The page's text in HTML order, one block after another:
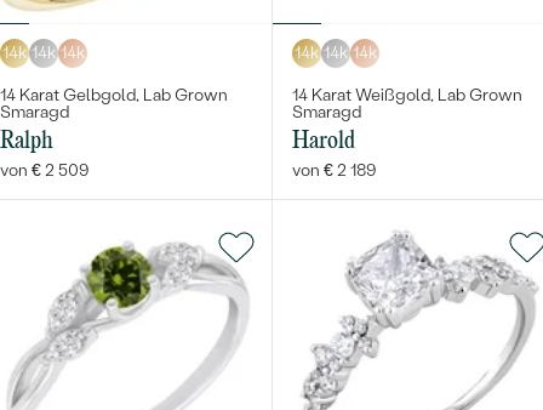
14k 14k 14k
14 Karat Gelbgold, Lab Grown
Smaragd
Ralph
von € 2 509
14k 14k 14k
14 Karat Weißgold, Lab Grown
Smaragd
Harold
von € 2 189